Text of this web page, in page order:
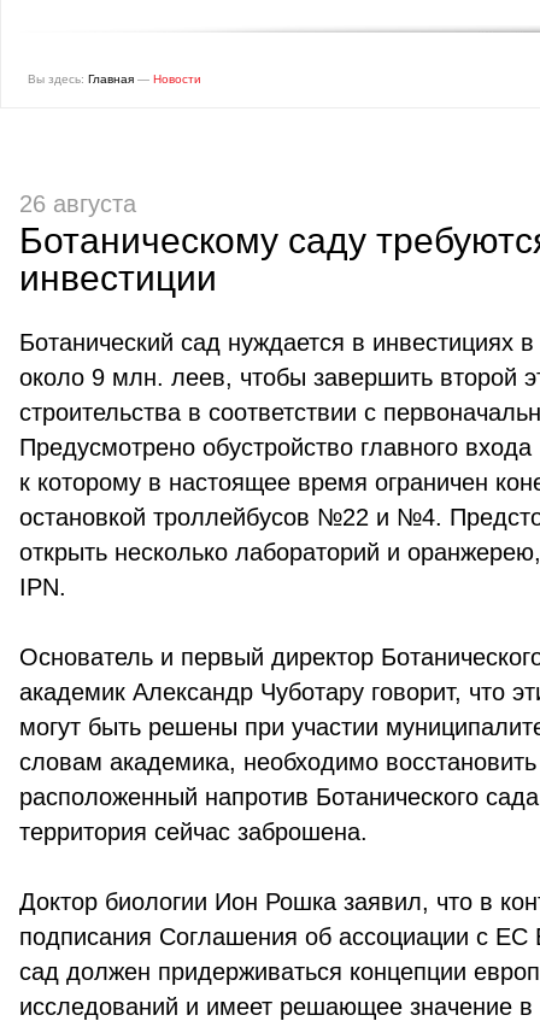
Вы здесь: Главная — Новости
26 августа
Ботаническому саду
инвестиции
Ботанический сад нуждается в инвестициях
около 9 млн. леев, чтобы завершить второй
строительства в соответствии с
Предусмотрено обустройство главного
к которому в настоящее время ограничен
остановкой троллейбусов №22 и №4.
открыть несколько лабораторий и
IPN.
Основатель и первый директор
академик Александр Чуботару говорит, что
могут быть решены при участии
словам академика, необходимо
расположенный напротив Ботанического
территория сейчас заброшена.
Доктор биологии Ион Рошка заявил, что в
подписания Соглашения об ассоциации с ЕС
сад должен придерживаться концепции
исследований и имеет решающее значение в